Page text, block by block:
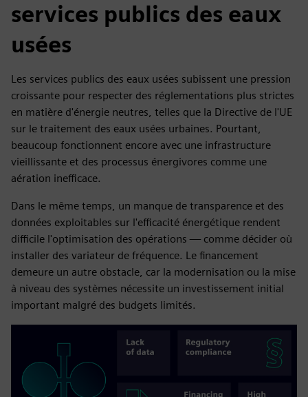
services publics des eaux
usées
Les services publics des eaux usées subissent une pression
croissante pour respecter des réglementations plus strictes
en matière d'énergie neutres, telles que la Directive de l'UE
sur le traitement des eaux usées urbaines. Pourtant,
beaucoup fonctionnent encore avec une infrastructure
vieillissante et des processus énergivores comme une
aération inefficace.
Dans le même temps, un manque de transparence et des
données exploitables sur l'efficacité énergétique rendent
difficile l'optimisation des opérations — comme décider où
installer des variateur de fréquence. Le financement
demeure un autre obstacle, car la modernisation ou la mise
à niveau des systèmes nécessite un investissement initial
important malgré des budgets limités.